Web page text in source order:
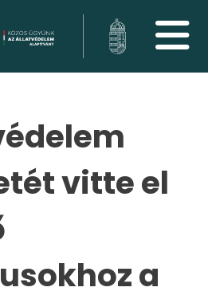
vitte el
a